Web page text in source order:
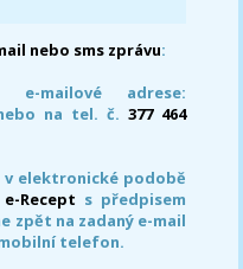
nebo sms zprávu:
mailové adrese:
na tel. č. 377 464
elektronické podobě
e-Recept s předpisem
zpět na zadaný e-mail
telefon.